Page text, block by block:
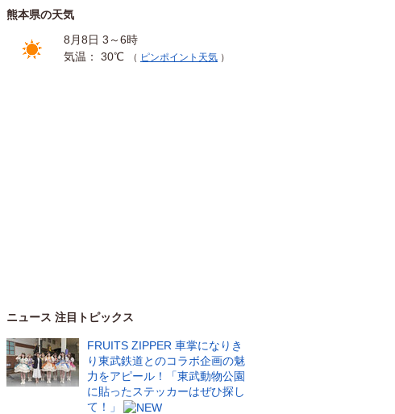
熊本県の天気
8月8日 3～6時
気温： 30℃
（ ピンポイント天気 ）
ニュース 注目トピックス
FRUITS ZIPPER 車掌になりき
り東武鉄道とのコラボ企画の魅
力をアピール！「東武動物公園
に貼ったステッカーはぜひ探し
て！」